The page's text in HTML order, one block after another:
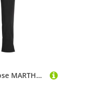
JOY Damen Caprihose MARTHA 3/4 Hose